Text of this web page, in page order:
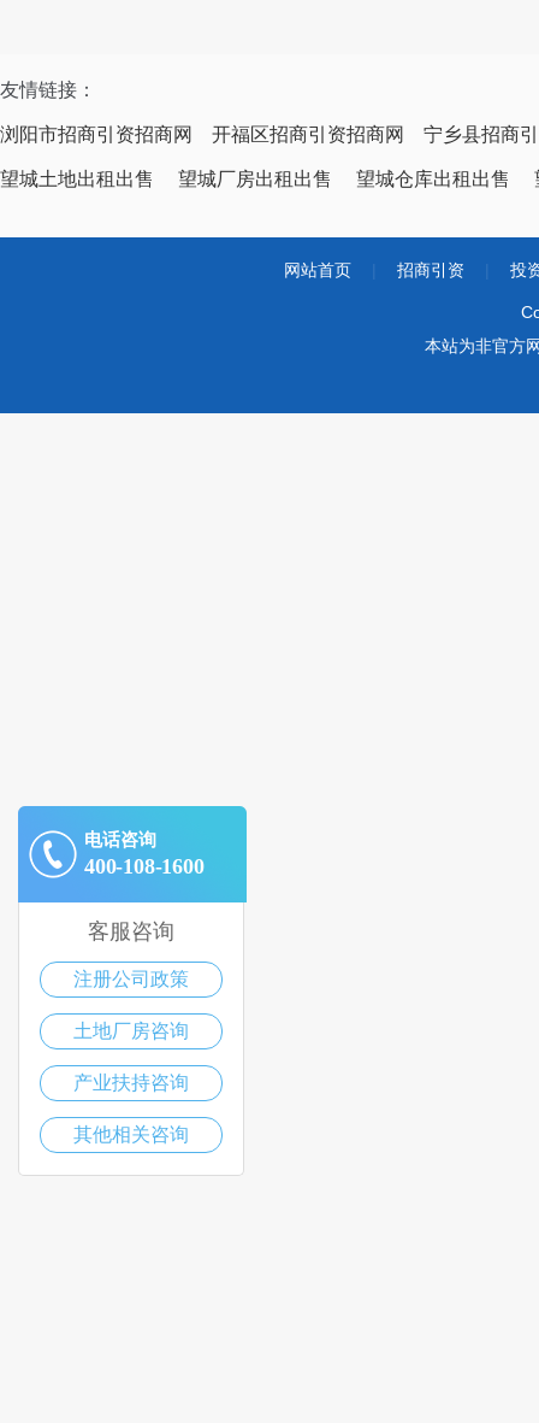
友情链接：
浏阳市招商引资招商网 开福区招商引资招商网 宁乡县招商
望城土地出租出售 望城厂房出租出售 望城仓库出租出售
网站首页 招商引资 投
本站为非官方
电话咨询
400-108-1600
客服咨询
注册公司政策
土地厂房咨询
产业扶持咨询
其他相关咨询